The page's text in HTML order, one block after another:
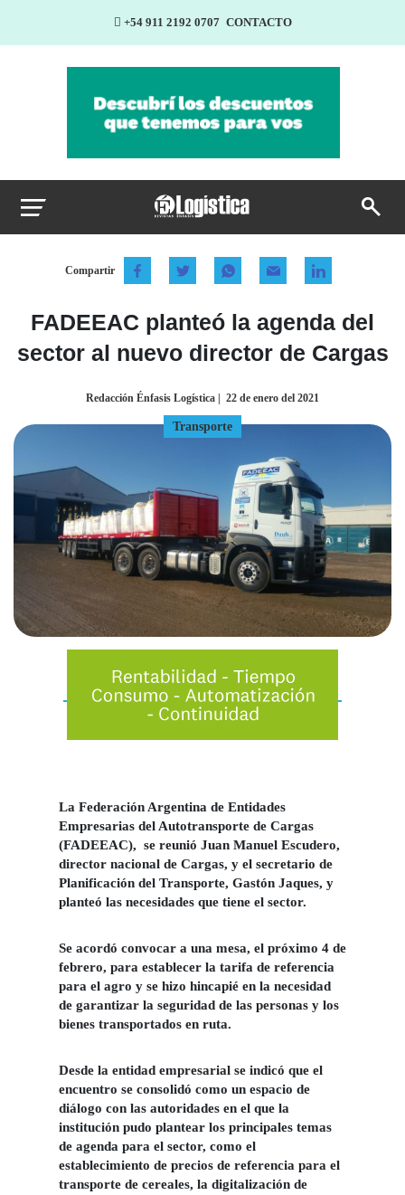
+54 911 2192 0707 CONTACTO
Compartir
FADEEAC planteó la agenda del
sector al nuevo director de Cargas
Redacción Énfasis Logística | 22 de enero del 2021
Transporte
La Federación Argentina de Entidades
Empresarias del Autotransporte de Cargas
(FADEEAC), se reunió Juan Manuel Escudero,
director nacional de Cargas, y el secretario de
Planificación del Transporte, Gastón Jaques, y
planteó las necesidades que tiene el sector.
Se acordó convocar a una mesa, el próximo 4 de
febrero, para establecer la tarifa de referencia
para el agro y se hizo hincapié en la necesidad
de garantizar la seguridad de las personas y los
bienes transportados en ruta.
Desde la entidad empresarial se indicó que el
encuentro se consolidó como un espacio de
diálogo con las autoridades en el que la
institución pudo plantear los principales temas
de agenda para el sector, como el
establecimiento de precios de referencia para el
transporte de cereales, la digitalización de